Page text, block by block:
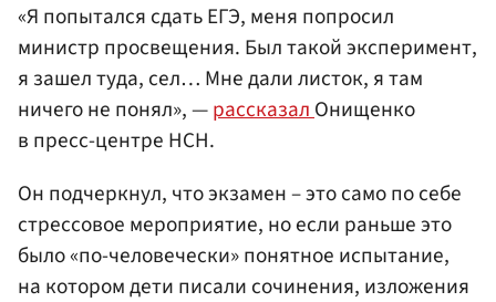
«Я попытался сдать ЕГЭ, меня попросил
министр просвещения. Был такой эксперимент,
я зашел туда, сел… Мне дали листок, я там
ничего не понял», —рассказалОнищенко
в пресс-центре НСН.
Он подчеркнул, что экзамен – это само по себе
стрессовое мероприятие, но если раньше это
было «по-человечески» понятное испытание,
на котором дети писали сочинения, изложения